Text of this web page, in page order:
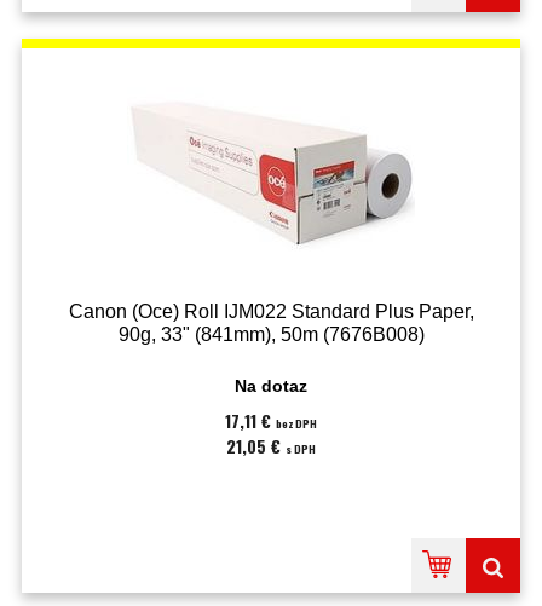
Canon (Oce) Roll IJM022 Standard Plus Paper,
90g, 33" (841mm), 50m (7676B008)
Na dotaz
17,11 € bez DPH
21,05 € s DPH